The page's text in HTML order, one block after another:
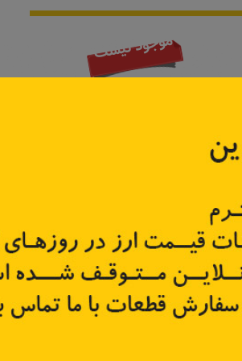
موجود نیست
شمع موتور ال ۹۰، ساندرو، مگان،
داستر و سیمبل
کد قطعه:7700500155
قیمت: ۱٬۲۰۰٬۰۰۰ تومان
اطلاعات بیشتر
کد
قیمت: ۳٬۹۰۰٬۰۰۰ تومان